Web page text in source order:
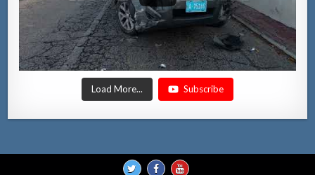
Load More... Subscribe